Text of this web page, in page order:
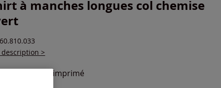
à manches longues col chemise
description >
noir-écru imprimé